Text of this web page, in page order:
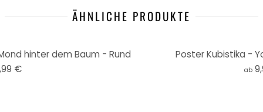
ÄHNLICHE PRODUKTE
hinter dem Baum - Rund
€
Poster Kubistika -
ab